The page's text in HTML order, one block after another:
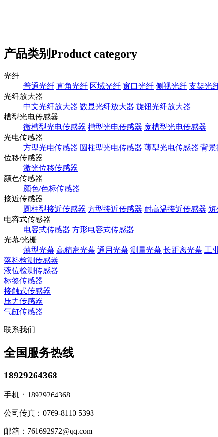
产品类别Product category
光纤
普通光纤 直角光纤 区域光纤 窗口光纤 侧视光纤 支架光
光纤放大器
中文光纤放大器 数显光纤放大器 旋钮光纤放大器
槽型光电传感器
微槽型光电传感器 槽型光电传感器 宽槽型光电传感器
光电传感器
方型光电传感器 圆柱型光电传感器 薄型光电传感器 背景
位移传感器
激光位移传感器
颜色传感器
颜色/色标传感器
接近传感器
圆柱型接近传感器 方型接近传感器 耐高温接近传感器 短
电容式传感器
电容式传感器 方形电容式传感器
光幕/光栅
薄型光幕 高精密光幕 通用光幕 测量光幕 长距离光幕 工
落料检测传感器
液位检测传感器
标签传感器
接触式传感器
压力传感器
气缸传感器
联系我们
全国服务热线
18929264368
手机： 18929264368
公司传真： 0769-8110 5398
邮箱： 761692972@qq.com